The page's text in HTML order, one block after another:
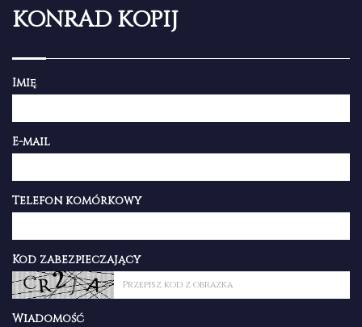
KONRAD KOPIJ
Imię
E-mail
Telefon komórkowy
Kod zabezpieczający
Wiadomość